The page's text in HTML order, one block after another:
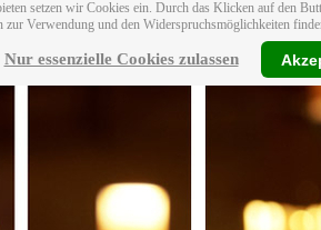
setzen wir Cookies ein. Durch das Klicken auf den
zur Verwendung und den Widerspruchsmöglichkeiten
Nur essenzielle Cookies zulassen